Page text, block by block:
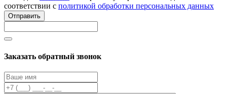
соответствии с политикой обработки персональных данных
Отправить
Заказать обратный звонок